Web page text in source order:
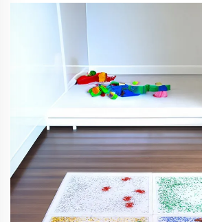
sol uniques, durables et visuellement